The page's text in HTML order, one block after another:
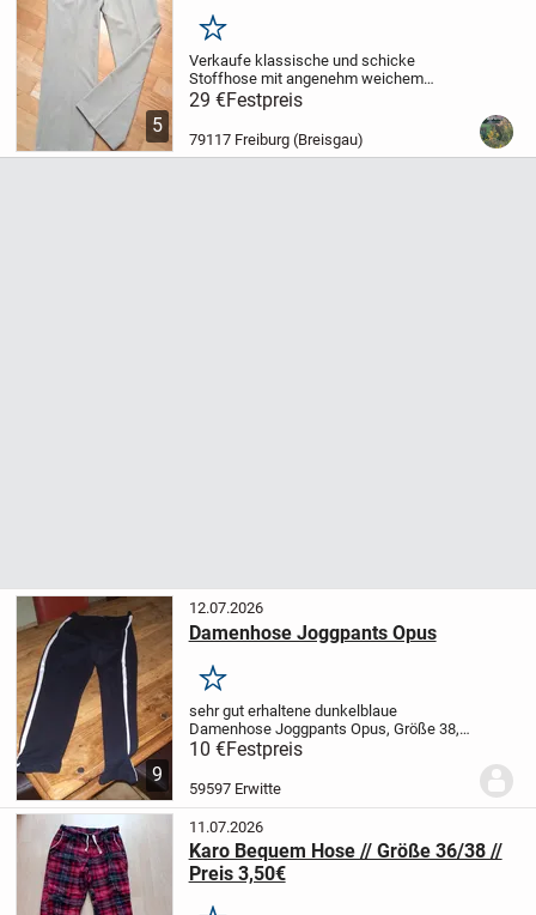
5
Merken
Verkaufe klassische und schicke
Stoffhose mit angenehm weichem
Tragegefühl. Die Hose mit weich
fließendem Viskose-Anteil fühlt sich toll
auf der Haut an und liegt mit den leicht
ausgestellten Beinen...
29 €Festpreis
79117 Freiburg (Breisgau)
9
12.07.2026
Damenhose Joggpants Opus
Merken
sehr gut erhaltene dunkelblaue
Damenhose Joggpants Opus, Größe 38,
für 10 Euro ab Erwitte abzugeben.
Versand gegen Aufpreis möglich.
10 €Festpreis
59597 Erwitte
11.07.2026
Karo Bequem Hose // Größe 36/38 //
Preis 3,50€